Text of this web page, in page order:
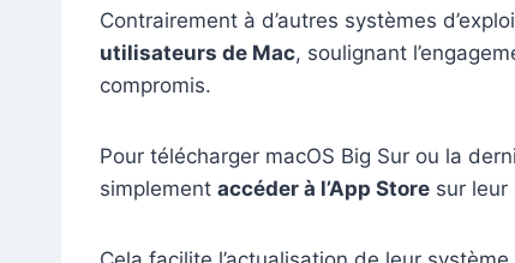
Contrairement à d’autres systèmes
utilisateurs de Mac, soulignant
compromis.
Pour télécharger macOS Big Sur ou la
simplement accéder à l’App Store sur leur